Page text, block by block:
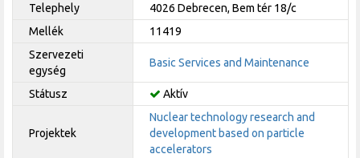
Telephely
4026 Debrecen, Bem tér 18/c
Mellék
11419
Szervezeti
egység
Basic Services and Maintenance
Státusz Aktív
Projektek
Nuclear technology research and
development based on particle
accelerators